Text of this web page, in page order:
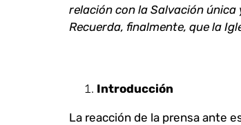
relación con la Salvación
Recuerda, finalmente, que la
Introducción
La reacción de la prensa ante